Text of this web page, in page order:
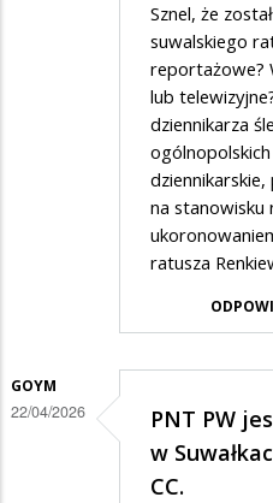
Sznel, że
suwalskiego
reportażowe?
lub
dziennikarza
na stanowisku
ratusza
GOYM
22/04/2026
PNT PW
w
CC.